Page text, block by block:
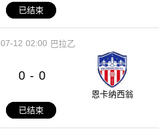
已结束
02:00
07-12 巴拉乙
0 - 0
恩卡纳西翁
已结束